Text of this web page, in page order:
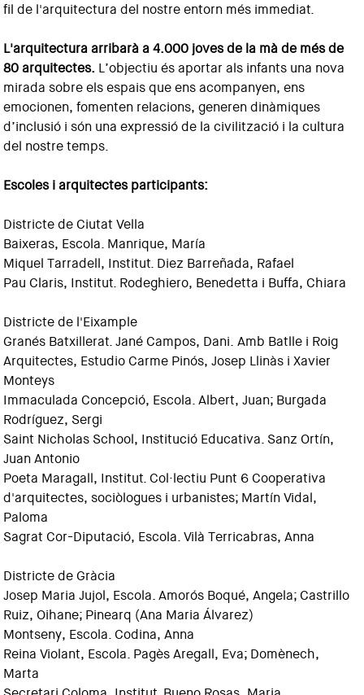
fil de l'arquitectura del nostre entorn més immediat.
L'arquitectura arribarà a 4.000 joves de la mà de més de
80 arquitectes. L’objectiu és aportar als infants una nova
mirada sobre els espais que ens acompanyen, ens
emocionen, fomenten relacions, generen dinàmiques
d’inclusió i són una expressió de la civilització i la cultura
del nostre temps.
Escoles i arquitectes participants:
Districte de Ciutat Vella
Baixeras, Escola. Manrique, María
Miquel Tarradell, Institut. Diez Barreñada, Rafael
Pau Claris, Institut. Rodeghiero, Benedetta i Buffa, Chiara
Districte de l'Eixample
Granés Batxillerat. Jané Campos, Dani. Amb Batlle i Roig
Arquitectes, Estudio Carme Pinós, Josep Llinàs i Xavier
Monteys
Immaculada Concepció, Escola. Albert, Juan; Burgada
Rodríguez, Sergi
Saint Nicholas School, Institució Educativa. Sanz Ortín,
Juan Antonio
Poeta Maragall, Institut. Col·lectiu Punt 6 Cooperativa
d'arquitectes, sociòlogues i urbanistes; Martín Vidal,
Paloma
Sagrat Cor-Diputació, Escola. Vilà Terricabras, Anna
Districte de Gràcia
Josep Maria Jujol, Escola. Amorós Boqué, Angela; Castrillo
Ruiz, Oihane; Pinearq (Ana Maria Álvarez)
Montseny, Escola. Codina, Anna
Reina Violant, Escola. Pagès Aregall, Eva; Domènech,
Marta